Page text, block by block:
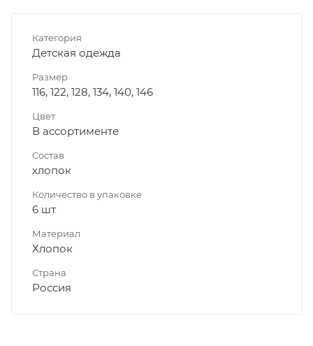
Категория
Детская одежда
Размер
116, 122, 128, 134, 140, 146
Цвет
В ассортименте
Состав
хлопок
Количество в упаковке
6 шт
Материал
Хлопок
Страна
Россия